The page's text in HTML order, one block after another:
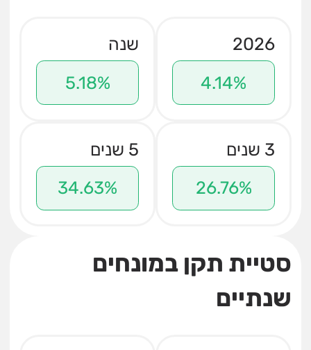
2026
4.14%
שנה
5.18%
3 שנים
26.76%
5 שנים
34.63%
סטיית תקן במונחים
שנתיים